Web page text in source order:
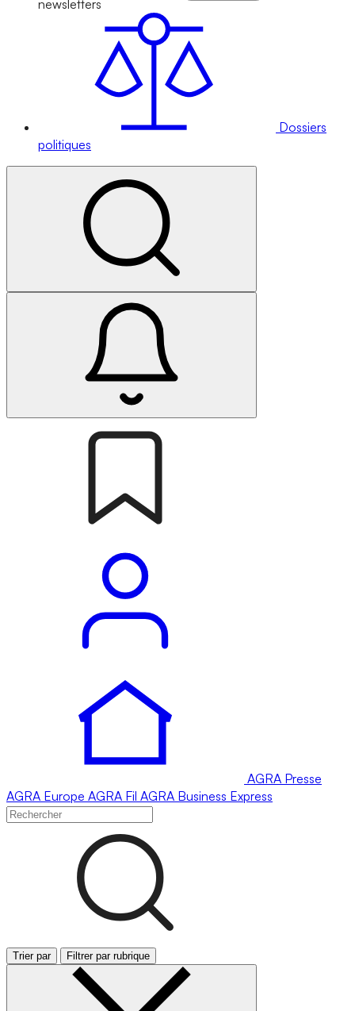
newsletters
Dossiers
politiques
AGRA Presse
AGRA Europe AGRA Fil AGRA Business Express
Trier par Filtrer par rubrique